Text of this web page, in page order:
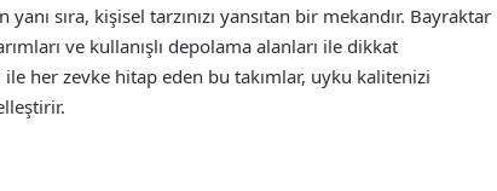
sıra, kişisel tarzınızı yansıtan bir mekandır. Bayraktar
ve kullanışlı depolama alanları ile dikkat
her zevke hitap eden bu takımlar, uyku kalitenizi